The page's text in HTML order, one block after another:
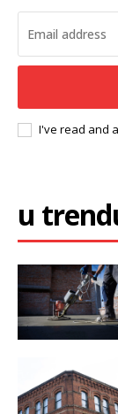
I've read and
u